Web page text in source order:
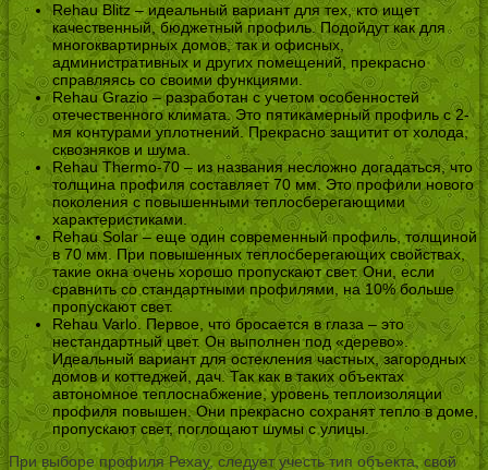
Rehau Blitz – идеальный вариант для тех, кто ищет
качественный, бюджетный профиль. Подойдут как для
многоквартирных домов, так и офисных,
административных и других помещений, прекрасно
справляясь со своими функциями.
Rehau Grazio – разработан с учетом особенностей
отечественного климата. Это пятикамерный профиль с 2-
мя контурами уплотнений. Прекрасно защитит от холода,
сквозняков и шума.
Rehau Thermo-70 – из названия несложно догадаться, что
толщина профиля составляет 70 мм. Это профили нового
поколения с повышенными теплосберегающими
характеристиками.
Rehau Solar – еще один современный профиль, толщиной
в 70 мм. При повышенных теплосберегающих свойствах,
такие окна очень хорошо пропускают свет. Они, если
сравнить со стандартными профилями, на 10% больше
пропускают свет.
Rehau Varlo. Первое, что бросается в глаза – это
нестандартный цвет. Он выполнен под «дерево».
Идеальный вариант для остекления частных, загородных
домов и коттеджей, дач. Так как в таких объектах
автономное теплоснабжение, уровень теплоизоляции
профиля повышен. Они прекрасно сохранят тепло в доме,
пропускают свет, поглощают шумы с улицы.
При выборе профиля Рехау, следует учесть тип объекта, свой